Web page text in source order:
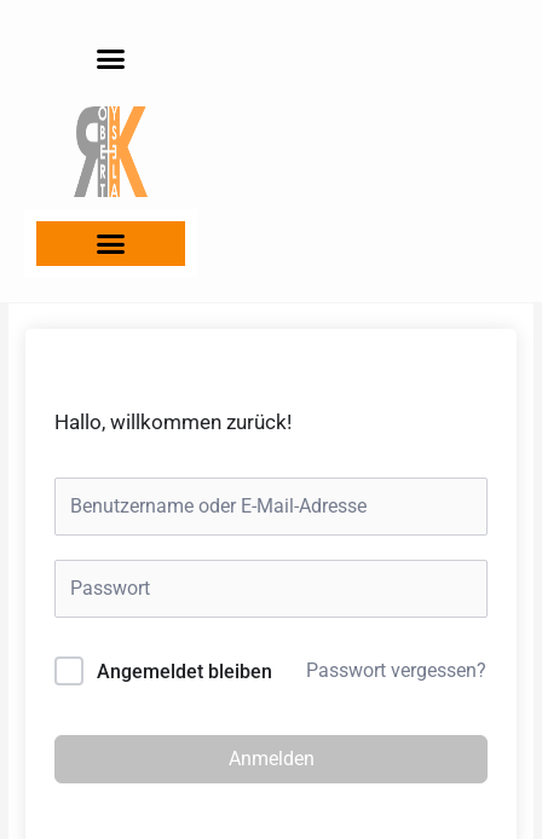
Hallo, willkommen zurück!
Angemeldet bleiben Passwort vergessen?
Anmelden